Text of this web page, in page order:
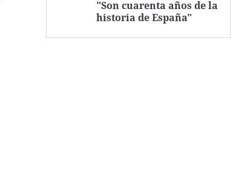
"Son cuarenta años de la
historia de España"